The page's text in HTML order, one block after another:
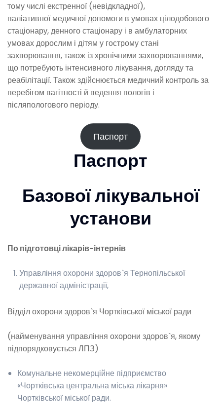
тому числі екстренної (невідкладної),
паліативної медичної допомоги в умовах цілодобового
стаціонару, денного стаціонару і в амбулаторних
умовах дорослим і дітям у гострому стані
захворювання, також із хронічними захворюваннями,
що потребують інтенсивного лікування, догляду та
реабілітації. Також здійснюється медичний контроль за
перебігом вагітності й ведення пологів і
післяпологового періоду.
Паспорт
Паспорт
Базової лікувальної
установи
По підготовці лікарів-інтернів
Управління охорони здоров`я Тернопільської
державної адміністрації,
Відділ охорони здоров`я Чортківської міської ради
(найменування управління охорони здоров`я, якому
підпорядковується ЛПЗ)
Комунальне некомерційне підприємство
«Чортківська центральна міська лікарня»
Чортківської міської ради.